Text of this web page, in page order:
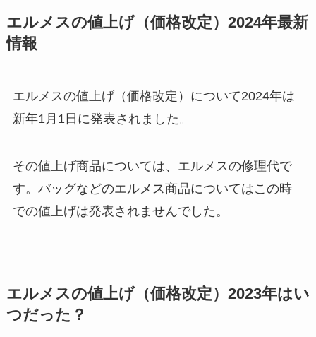
エルメスの値上げ（価格改定）2024年最新
情報
エルメスの値上げ（価格改定）について2024年は
新年1月1日に発表されました。
その値上げ商品については、エルメスの修理代で
す。バッグなどのエルメス商品についてはこの時
での値上げは発表されませんでした。
エルメスの値上げ（価格改定）2023年はい
つだった？